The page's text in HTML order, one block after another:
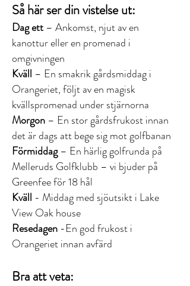
Så här ser din vistelse ut:
Dag ett – Ankomst, njut av en
kanottur eller en promenad i
omgivningen
Kväll – En smakrik gårdsmiddag i
Orangeriet, följt av en magisk
kvällspromenad under stjärnorna
Morgon – En stor gårdsfrukost innan
det är dags att bege sig mot golfbanan
Förmiddag– En härlig golfrunda på
Melleruds Golfklubb – vi bjuder på
Greenfee för 18 hål
Kväll - Middag med sjöutsikt i Lake
View Oak house
Resedagen -En god frukost i
Orangerietinnan avfärd
Bra att veta: